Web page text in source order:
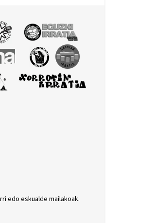
edo eskualde mailakoak.